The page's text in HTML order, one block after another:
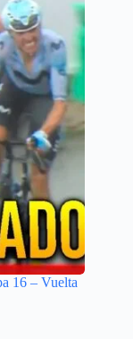
16 – Vuelta